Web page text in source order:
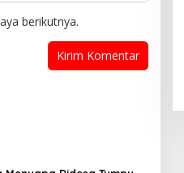
berikutnya.